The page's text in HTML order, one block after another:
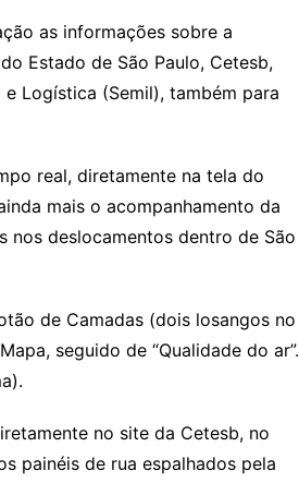
as informações sobre a
Estado de São Paulo, Cetesb,
Logística (Semil), também para
real, diretamente na tela do
mais o acompanhamento da
nos deslocamentos dentro de São
de Camadas (dois losangos no
seguido de “Qualidade do ar”.
no site da Cetesb, no
painéis de rua espalhados pela